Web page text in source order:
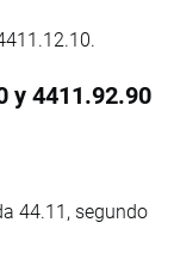
y 4411.92.90
44.11, segundo